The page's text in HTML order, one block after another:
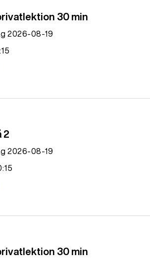
30 min
2026-08-19
2
2026-08-19
30 min